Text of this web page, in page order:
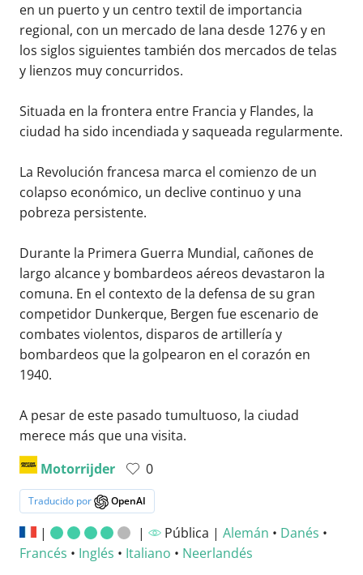
en un puerto y un centro textil de importancia
regional, con un mercado de lana desde 1276 y en
los siglos siguientes también dos mercados de telas
y lienzos muy concurridos.
Situada en la frontera entre Francia y Flandes, la
ciudad ha sido incendiada y saqueada regularmente.
La Revolución francesa marca el comienzo de un
colapso económico, un declive continuo y una
pobreza persistente.
Durante la Primera Guerra Mundial, cañones de
largo alcance y bombardeos aéreos devastaron la
comuna. En el contexto de la defensa de su gran
competidor Dunkerque, Bergen fue escenario de
combates violentos, disparos de artillería y
bombardeos que la golpearon en el corazón en
1940.
A pesar de este pasado tumultuoso, la ciudad
merece más que una visita.
Motorrijder
0
Traducido por OpenAI
| | Pública | Alemán • Danés •
Francés • Inglés • Italiano • Neerlandés